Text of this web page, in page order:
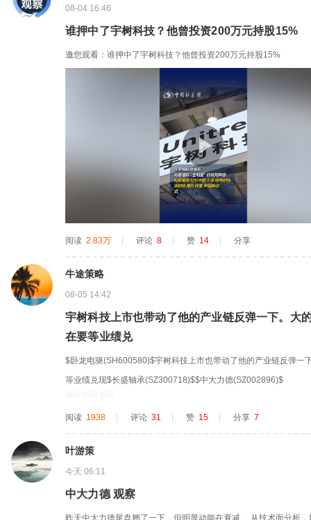
08-04 16:46
谁押中了宇树科技？他曾投资200万元持股15%
邀您观看：谁押中了宇树科技？他曾投资200万元持股15%
阅读 2.83万 评论 8 赞 14 分享
牛途策略
08-05 14:42
宇树科技上市也带动了他的产业链反弹一下。大
在要等业绩兑
$卧龙电驱(SH600580)$宇树科技上市也带动了他的产业链反弹一
等业绩兑现$长盛轴承(SZ300718)$$中大力德(SZ002896)$
阅读 1938 评论 31 赞 15 分享 7
叶游策
今天 06:11
中大力德 观察
昨天中大力德尾盘翘了一下，但明显动能在衰减。 从技术面分析